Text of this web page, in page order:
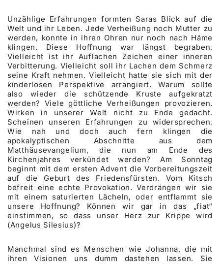
Unzählige Erfahrungen formten Saras Blick auf die
Welt und ihr Leben. Jede Verheißung noch Mutter zu
werden, konnte in ihren Ohren nur noch nach Häme
klingen. Diese Hoffnung war längst begraben.
Vielleicht ist ihr Auflachen Zeichen einer inneren
Verbitterung. Vielleicht soll ihr Lachen dem Schmerz
seine Kraft nehmen. Vielleicht hatte sie sich mit der
kinderlosen Perspektive arrangiert. Warum sollte
also wieder die schützende Kruste aufgekratzt
werden? Viele göttliche Verheißungen provozieren.
Wirken in unserer Welt nicht zu Ende gedacht.
Scheinen unseren Erfahrungen zu widersprechen.
Wie nah und doch auch fern klingen die
apokalyptischen Abschnitte aus dem
Matthäusevangelium, die nun am Ende des
Kirchenjahres verkündet werden? Am Sonntag
beginnt mit dem ersten Advent die Vorbereitungszeit
auf die Geburt des Friedensfürsten. Vom Kitsch
befreit eine echte Provokation. Verdrängen wir sie
mit einem saturierten Lächeln, oder entflammt sie
unsere Hoffnung? Können wir gar in das „fiat“
einstimmen, so dass unser Herz zur Krippe wird
(Angelus Silesius)?
Manchmal sind es Menschen wie Johanna, die mit
ihren Visionen uns dumm dastehen lassen. Sie